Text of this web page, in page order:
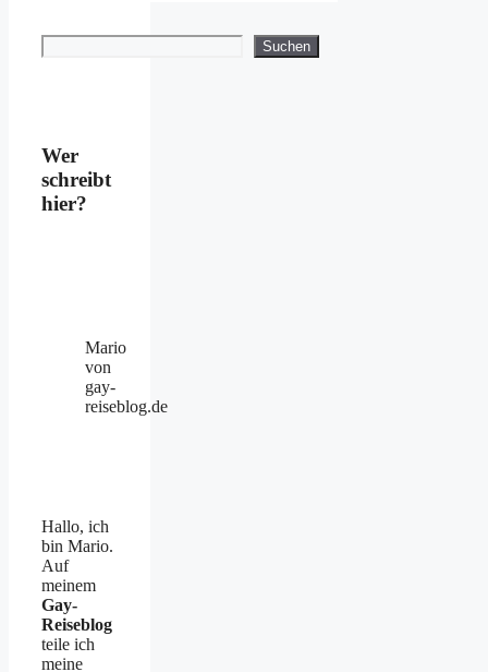
Suchen Suchen
Wer
schreibt
hier?
Mario
von
gay-
reiseblog.de
Hallo, ich
bin Mario.
Auf
meinem
Gay-
Reiseblog
teile ich
meine